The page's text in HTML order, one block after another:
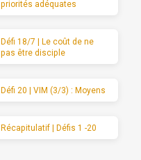
priorités adéquates
Défi 18/7 | Le coût de ne
pas être disciple
Défi 20 | VIM (3/3) : Moyens
Récapitulatif | Défis 1 -20